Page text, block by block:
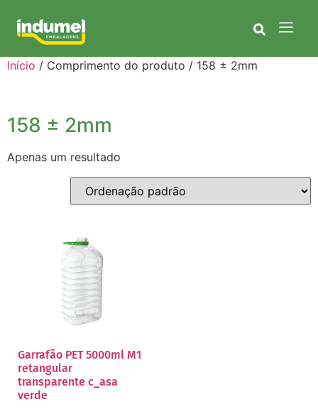
Início / Comprimento do produto / 158 ± 2mm
158 ± 2mm
Apenas um resultado
Garrafão PET 5000ml M1
retangular
transparente c_asa
verde